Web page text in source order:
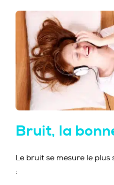
Bruit, la
Le bruit se mesure le
: